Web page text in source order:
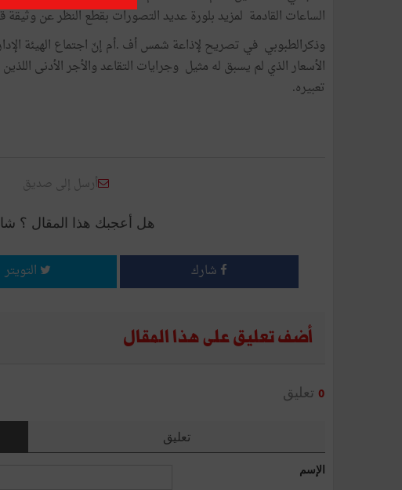
الساعات القادمة لمزيد بلورة عديد التصورات بقطع النظر عن
وذكرالطبوبي في تصريح لإذاعة شمس أف .أم إنّ اجتماع الهيئة
الأسعار الذي لم يسبق له مثيل وجرايات التقاعد والأجر الأدنى
تعبيره.
أرسل إلى صديق
هل أعجبك هذا المقال ؟
شارك التويتر
أضف تعليق على هذا المقال
0 تعليق
تعليق
الإسم